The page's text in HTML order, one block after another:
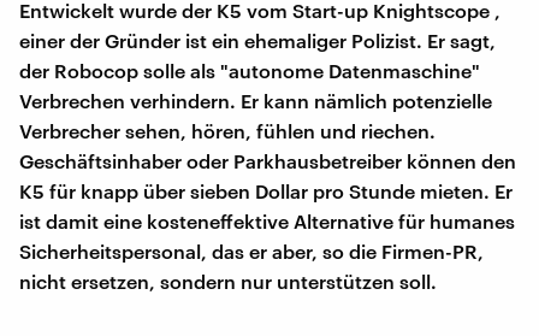
Entwickelt wurde der K5 vom Start-up Knightscope ,
einer der Gründer ist ein ehemaliger Polizist. Er sagt,
der Robocop solle als "autonome Datenmaschine"
Verbrechen verhindern. Er kann nämlich potenzielle
Verbrecher sehen, hören, fühlen und riechen.
Geschäftsinhaber oder Parkhausbetreiber können den
K5 für knapp über sieben Dollar pro Stunde mieten. Er
ist damit eine kosteneffektive Alternative für humanes
Sicherheitspersonal, das er aber, so die Firmen-PR,
nicht ersetzen, sondern nur unterstützen soll.